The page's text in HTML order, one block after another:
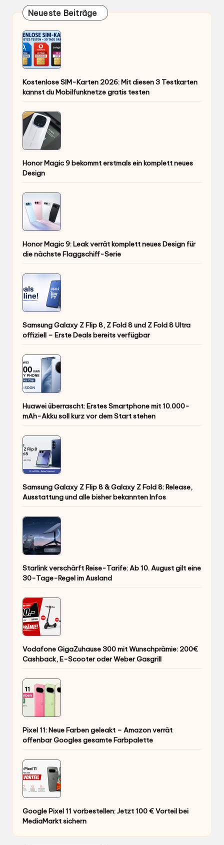
Neueste Beiträge
Kostenlose SIM-Karten 2026: Mit diesen 3 Testkarten
kannst du Mobilfunknetze gratis testen
Honor Magic 9 bekommt erstmals ein komplett neues
Design
Honor Magic 9: Leak verrät komplett neues Design für
die nächste Flaggschiff-Serie
Samsung Galaxy Z Flip 8, Z Fold 8 und Z Fold 8 Ultra
offiziell – Erste Deals bereits verfügbar
Huawei überrascht: Erstes Smartphone mit 10.000-
mAh-Akku soll kurz vor dem Start stehen
Samsung Galaxy Z Flip 8 & Galaxy Z Fold 8: Release,
Ausstattung und alle bisher bekannten Infos
Starlink verschärft Reise-Tarife: Ab 10. August gilt eine
30-Tage-Regel im Ausland
Vodafone GigaZuhause 300 mit Wunschprämie: 200€
Cashback, E-Scooter oder Weber Gasgrill
Pixel 11: Neue Farben geleakt – Amazon verrät
offenbar Googles gesamte Farbpalette
Google Pixel 11 vorbestellen: Jetzt 100 € Vorteil bei
MediaMarkt sichern